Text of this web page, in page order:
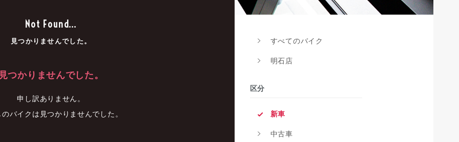
Not Found...
見つかりませんでした。
見つかりませんでした。
申し訳ありません。
バイクは見つかりませんでした。
すべてのバイク
明石店
区分
新車
中古車
中古車